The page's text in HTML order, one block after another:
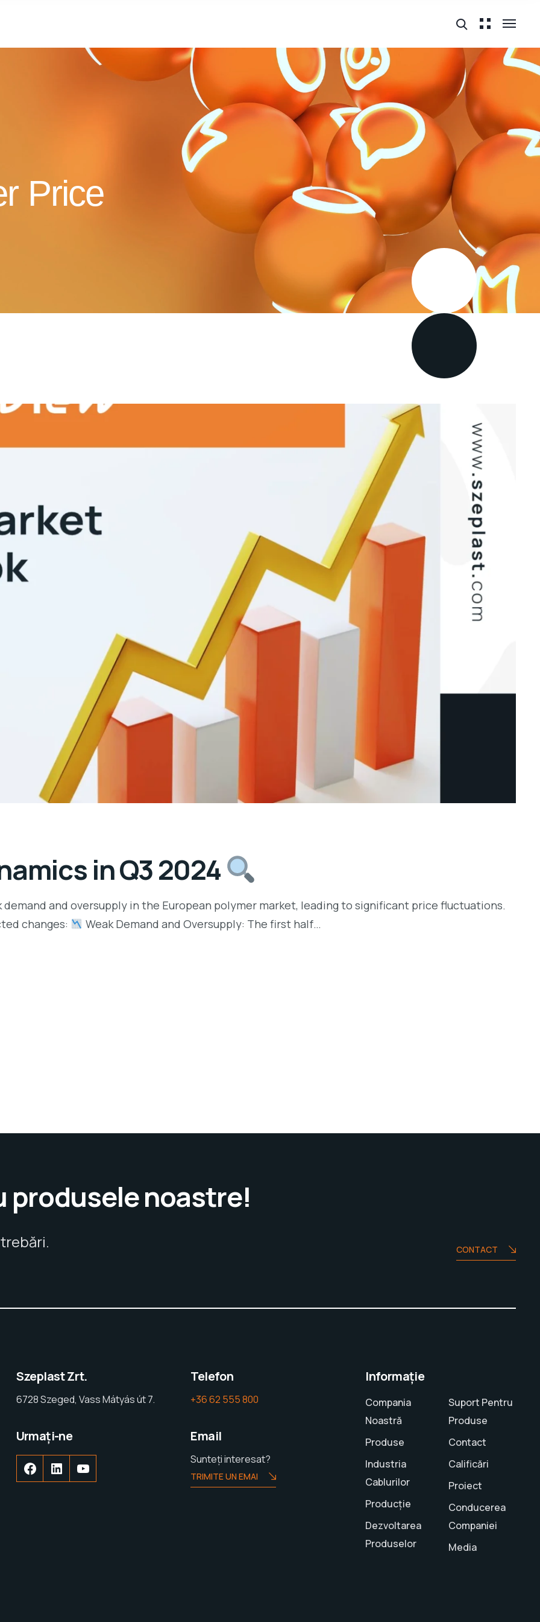
Price
in Q3 2024
and oversupply in the European polymer market, leading to significant price fluctuations.
changes:
Weak Demand and Oversupply: The first half…
produsele noastre!
CONTACT
Szeplast Zrt.
6728 Szeged, Vass Mátyás út 7.
Urmați-ne
Telefon
+36 62 555 800
Email
Sunteți interesat?
TRIMITE UN EMAI
Informație
Compania
Noastră
Produse
Industria
Cablurilor
Producție
Dezvoltarea
Produselor
Suport Pentru
Produse
Contact
Calificări
Proiect
Conducerea
Companiei
Media